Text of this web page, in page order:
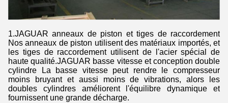
1.JAGUAR anneaux de piston et tiges de raccordement
Nos anneaux de piston utilisent des matériaux importés, et
les tiges de raccordement utilisent de l'acier spécial de
haute qualité.JAGUAR basse vitesse et conception double
cylindre La basse vitesse peut rendre le compresseur
moins bruyant et aussi moins de vibrations, alors les
doubles cylindres améliorent l'équilibre dynamique et
fournissent une grande décharge.